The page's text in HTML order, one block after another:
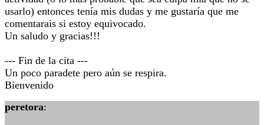
usarlo) entonces tenía mis dudas y me gustaría que me
comentarais si estoy equivocado.
Un saludo y gracias!!!
--- Fin de la cita ---
Un poco paradete pero aún se respira.
Bienvenido
peretora: